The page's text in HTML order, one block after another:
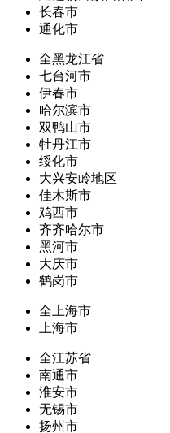
长春市
通化市
全黑龙江省
七台河市
伊春市
哈尔滨市
双鸭山市
牡丹江市
绥化市
大兴安岭地区
佳木斯市
鸡西市
齐齐哈尔市
黑河市
大庆市
鹤岗市
全上海市
上海市
全江苏省
南通市
淮安市
无锡市
扬州市